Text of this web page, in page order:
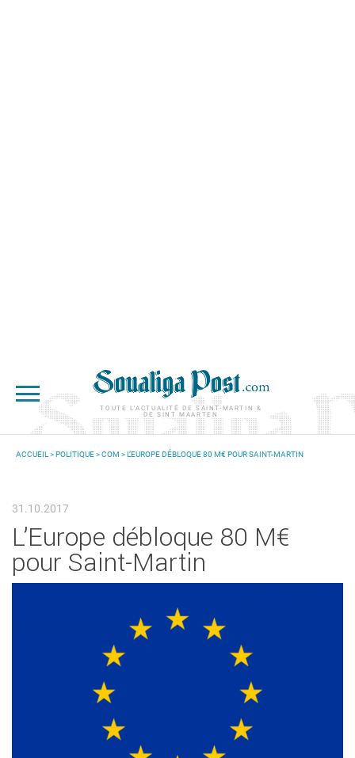
TOUTE L'ACTUALITÉ DE SAINT-MARTIN &
DE SINT MAARTEN
ACCUEIL >POLITIQUE>COM > L’EUROPE DÉBLOQUE 80 M€ POUR SAINT-MARTIN
31.10.2017
L’Europe débloque 80 M€
pour Saint-Martin